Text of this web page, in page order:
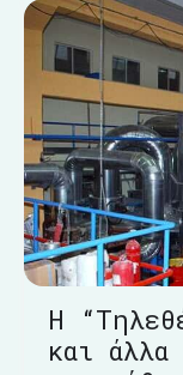
Η
και άλλα